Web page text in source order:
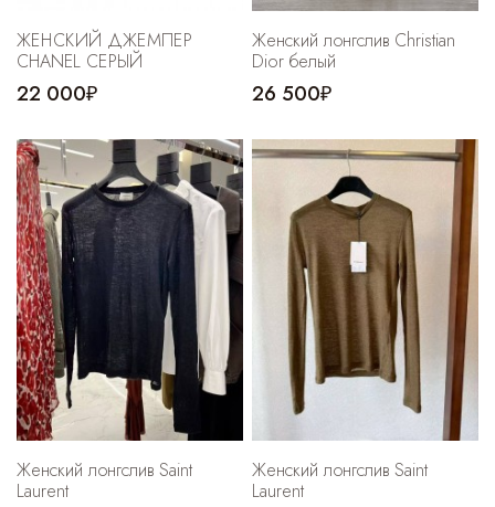
ЖЕНСКИЙ ДЖЕМПЕР
CHANEL СЕРЫЙ
22 000₽
Женский лонгслив Christian
Dior белый
26 500₽
Женский лонгслив Saint
Laurent
Женский лонгслив Saint
Laurent